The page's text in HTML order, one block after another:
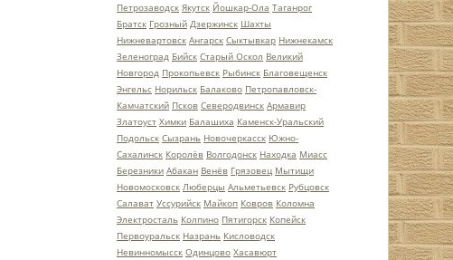
Петрозаводск Якутск Йошкар-Ола Таганрог
Братск Грозный Дзержинск Шахты
Нижневартовск Ангарск Сыктывкар Нижнекамск
Зеленоград Бийск Старый Оскол Великий
Новгород Прокопьевск Рыбинск Благовещенск
Энгельс Норильск Балаково Петропавловск-
Камчатский Псков Северодвинск Армавир
Златоуст Химки Балашиха Каменск-Уральский
Подольск Сызрань Новочеркасск Южно-
Сахалинск Королёв Волгодонск Находка Миасс
Березники Абакан Венёв Грязовец Мытищи
Новомосковск Люберцы Альметьевск Рубцовск
Салават Уссурийск Майкоп Ковров Коломна
Электросталь Колпино Пятигорск Копейск
Первоуральск Назрань Кисловодск
Невинномысск Одинцово Хасавюрт